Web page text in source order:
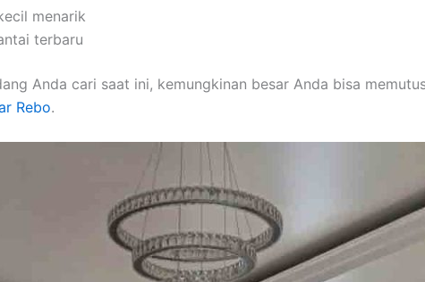
menarik
terbaru
Anda cari saat ini, kemungkinan besar Anda bisa
Rebo.